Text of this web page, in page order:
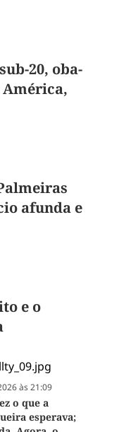
20, oba-
América,
afunda e
e o
às 21:09
o que a
esperava;